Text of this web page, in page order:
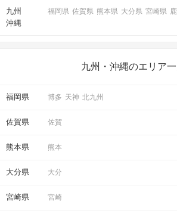
九州
沖縄
福岡県 佐賀県 熊本県 大分県 宮崎県
九州・沖縄のエリア
福岡県 博多 天神 北九州
佐賀県 佐賀
熊本県 熊本
大分県 大分
宮崎県 宮崎